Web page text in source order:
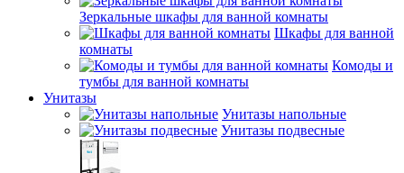
Зеркальные шкафы для ванной комнаты
Шкафы для ванной
комнаты
Комоды и
тумбы для ванной комнаты
Унитазы
Унитазы напольные
Унитазы подвесные